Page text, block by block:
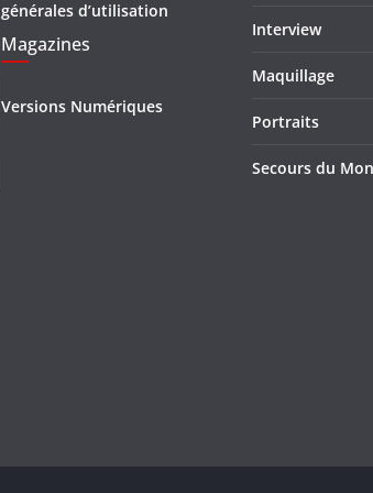
générales d’utilisation
Magazines
Versions Numériques
Interview
Maquillage
Portraits
Secours du